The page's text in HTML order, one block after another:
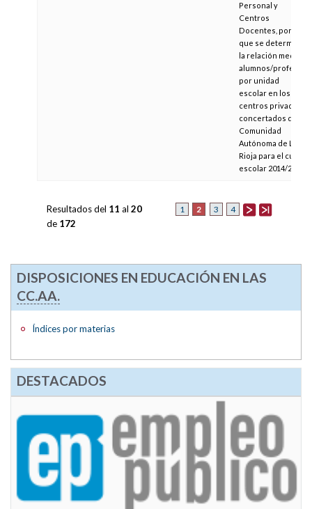
Personal y
Centros
Docentes, por la
que se determina
la relación media
alumnos/profesor
por unidad
escolar en los
centros privados
concertados de la
Comunidad
Autónoma de La
Rioja para el curso
escolar 2014/2015
1 2 3 4
Resultados del 11 al 20
de 172
DISPOSICIONES EN EDUCACIÓN EN LAS
CC.AA.
Índices por materias
DESTACADOS